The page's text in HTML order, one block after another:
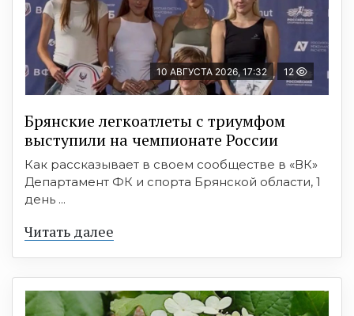
10 АВГУСТА 2026, 17:32 12
Брянские легкоатлеты с триумфом
выступили на чемпионате России
Как рассказывает в своем сообществе в «ВК»
Департамент ФК и спорта Брянской области, 1
день ...
Читать далее